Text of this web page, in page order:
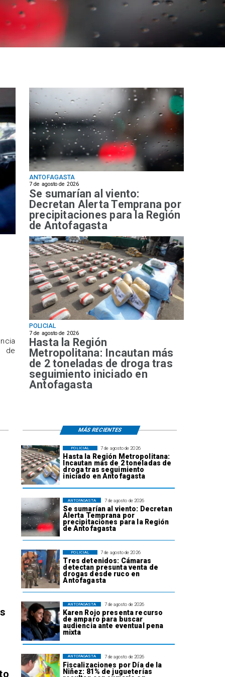
de
ANTOFAGASTA
7 de agosto de 2026
Se sumarían al viento:
Decretan Alerta Temprana por
precipitaciones para la Región
de Antofagasta
POLICIAL
7 de agosto de 2026
Hasta la Región
Metropolitana: Incautan más
de 2 toneladas de droga tras
seguimiento iniciado en
Antofagasta
7 de agosto de 2026
Hasta la Región Metropolitana:
Incautan más de 2 toneladas de
droga tras seguimiento
iniciado en Antofagasta
POLICIAL
7 de agosto de 2026
Se sumarían al viento: Decretan
Alerta Temprana por
precipitaciones para la Región
de Antofagasta
ANTOFAGASTA
7 de agosto de 2026
Tres detenidos: Cámaras
detectan presunta venta de
drogas desde ruco en
Antofagasta
POLICIAL
7 de agosto de 2026
Karen Rojo presenta recurso
de amparo para buscar
audiencia ante eventual pena
mixta
ANTOFAGASTA
7 de agosto de 2026
Fiscalizaciones por Día de la
Niñez: 81% de jugueterías
ANTOFAGASTA
MÁS RECIENTES